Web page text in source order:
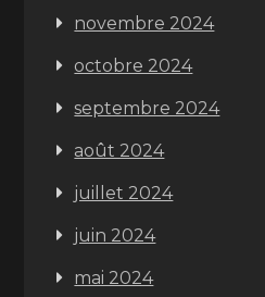
novembre 2024
octobre 2024
septembre 2024
août 2024
juillet 2024
juin 2024
mai 2024